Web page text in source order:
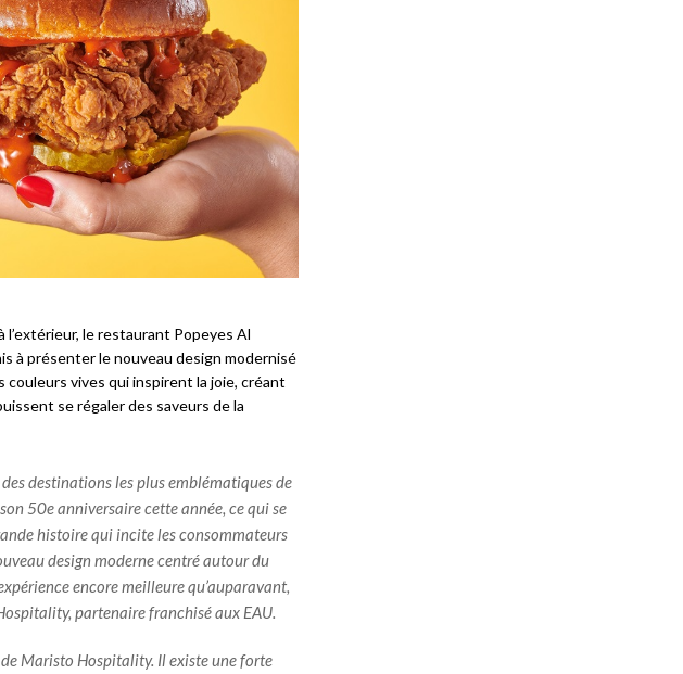
l’extérieur, le restaurant Popeyes Al
à présenter le nouveau design modernisé
couleurs vives qui inspirent la joie, créant
se régaler des saveurs de la
destinations les plus emblématiques de
50e anniversaire cette année, ce qui se
histoire qui incite les consommateurs
design moderne centré autour du
encore meilleure qu’auparavant,
partenaire franchisé aux EAU.
Maristo Hospitality. Il existe une forte